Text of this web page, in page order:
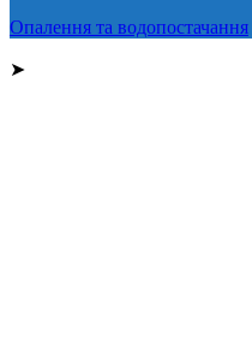
Опалення та водопостачання
➤